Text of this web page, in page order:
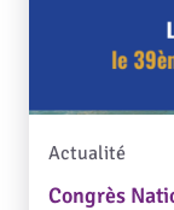
Congrès
Actualité